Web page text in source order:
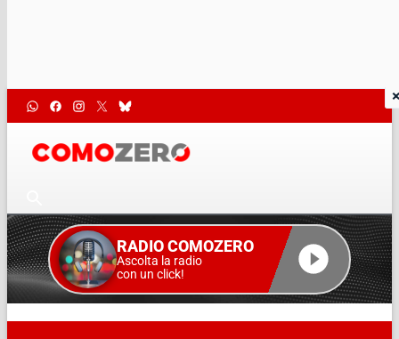
RADIO COMOZERO
Ascolta la radio
con un click!